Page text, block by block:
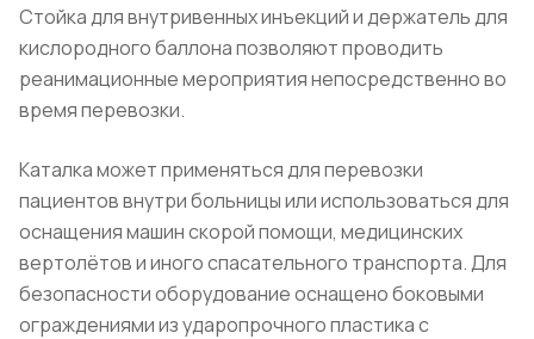
Стойка для внутривенных инъекций и держатель для
кислородного баллона позволяют проводить
реанимационные мероприятия непосредственно во
время перевозки.
Каталка может применяться для перевозки
пациентов внутри больницы или использоваться для
оснащения машин скорой помощи, медицинских
вертолётов и иного спасательного транспорта. Для
безопасности оборудование оснащено боковыми
ограждениями из ударопрочного пластика с